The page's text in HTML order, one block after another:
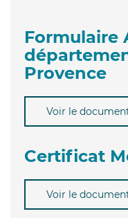
Formulaire
Provence
Voir le
Certificat
Voir le